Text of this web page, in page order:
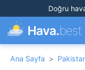
Doğru
Hava.best
Ana Sayfa >